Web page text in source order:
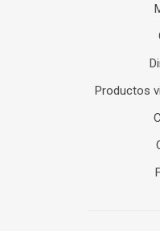
Productos